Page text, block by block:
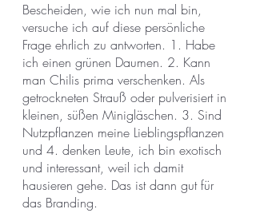
Bescheiden, wie ich nun mal bin,
versuche ich auf diese persönliche
Frage ehrlich zu antworten. 1. Habe
ich einen grünen Daumen. 2. Kann
man Chilis prima verschenken. Als
getrockneten Strauß oder pulverisiert in
kleinen, süßen Minigläschen. 3. Sind
Nutzpflanzen meine Lieblingspflanzen
und 4. denken Leute, ich bin exotisch
und interessant, weil ich damit
hausieren gehe. Das ist dann gut für
das Branding.